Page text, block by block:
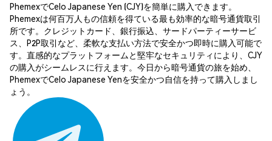
PhemexでCelo Japanese Yen (CJY)を簡単に購入できます。
Phemexは何百万人もの信頼を得ている最も効率的な暗号通貨取引
所です。クレジットカード、銀行振込、サードパーティーサービ
ス、P2P取引など、柔軟な支払い方法で安全かつ即時に購入可能で
す。直感的なプラットフォームと堅牢なセキュリティにより、CJY
の購入がシームレスに行えます。今日から暗号通貨の旅を始め、
PhemexでCelo Japanese Yenを安全かつ自信を持って購入しまし
ょう。